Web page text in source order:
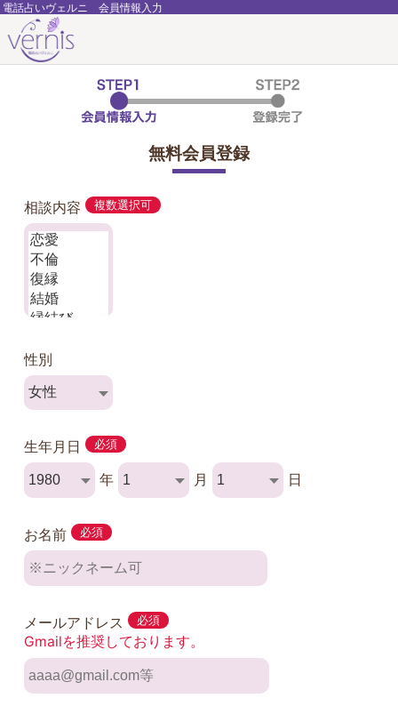
電話占いヴェルニ 会員情報入力
無料会員登録
相談内容 複数選択可
性別
生年月日 必須
年 月 日
お名前 必須
メールアドレス 必須
Gmailを推奨しております。